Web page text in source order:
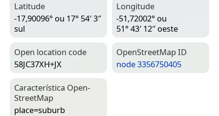
Latitude
-17,90096° ou 17° 54′ 3″
sul
Longitude
-51,72002° ou
51° 43′ 12″ oeste
Open location code
58JC37XH+JX
Open­Street­Map ID
node 3356750405
Característica Open­
Street­Map
place=­suburb